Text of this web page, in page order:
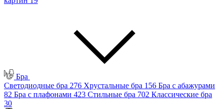
Бра
Светодиодные бра 276 Хрустальные бра 156 Бра с абажурами
82 Бра с плафонами 423 Стильные бра 702 Классические бра
30